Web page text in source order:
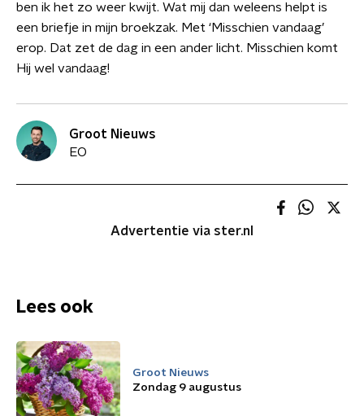
ben ik het zo weer kwijt. Wat mij dan weleens helpt is
een briefje in mijn broekzak. Met ‘Misschien vandaag’
erop. Dat zet de dag in een ander licht. Misschien komt
Hij wel vandaag!
Groot Nieuws
EO
Advertentie via ster.nl
Lees ook
Groot Nieuws
Zondag 9 augustus